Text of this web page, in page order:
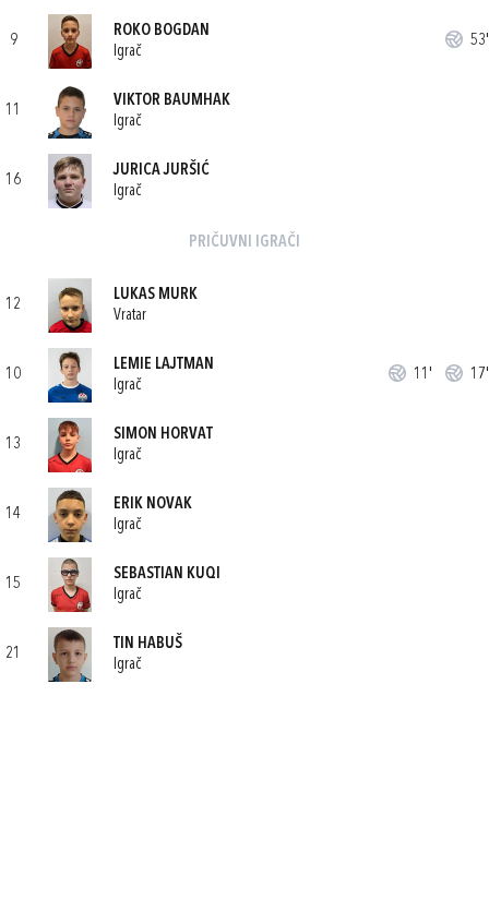
9
ROKO BOGDAN
Igrač
53'
11
VIKTOR BAUMHAK
Igrač
16
JURICA JURŠIĆ
Igrač
PRIČUVNI IGRAČI
12
LUKAS MURK
Vratar
10
LEMIE LAJTMAN
Igrač
11' 17'
13
SIMON HORVAT
Igrač
14
ERIK NOVAK
Igrač
15
SEBASTIAN KUQI
Igrač
21
TIN HABUŠ
Igrač